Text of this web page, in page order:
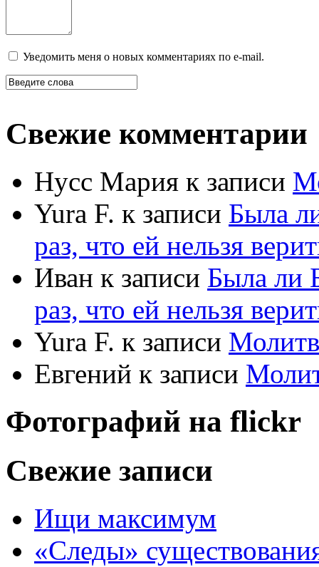
Уведомить меня о новых комментариях по e-mail.
Свежие комментарии
Нусс Мария к записи
Yura F. к записи Была
раз, что ей нельзя
Иван к записи Была ли
раз, что ей нельзя
Yura F. к записи
Евгений к записи
Фотографий на flickr
Свежие записи
Ищи максимум
«Следы»